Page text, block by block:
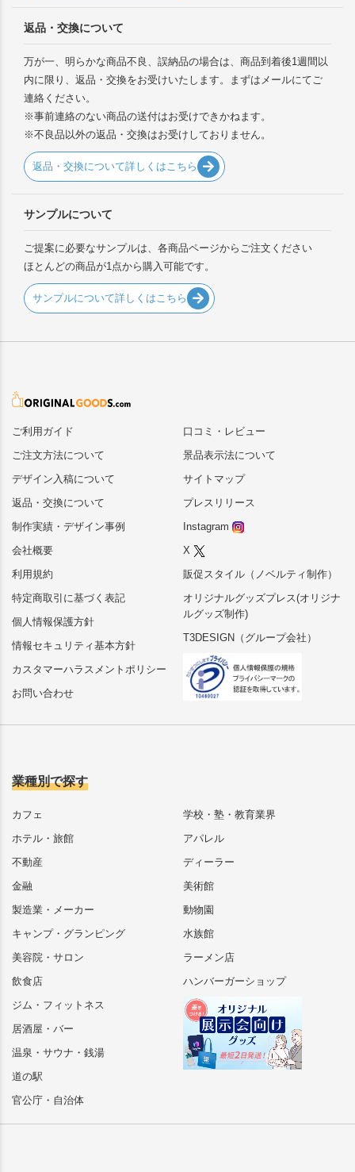
返品・交換について
万が一、明らかな商品不良、誤納品の場合は、商品到着後1週間以
内に限り、返品・交換をお受けいたします。まずはメールにてご
連絡ください。
※事前連絡のない商品の送付はお受けできかねます。
※不良品以外の返品・交換はお受けしておりません。
返品・交換について詳しくはこちら
サンプルについて
ご提案に必要なサンプルは、各商品ページからご注文ください
ほとんどの商品が1点から購入可能です。
サンプルについて詳しくはこちら
ご利用ガイド
ご注文方法について
デザイン入稿について
返品・交換について
制作実績・デザイン事例
会社概要
利用規約
特定商取引に基づく表記
個人情報保護方針
情報セキュリティ基本方針
カスタマーハラスメントポリシー
お問い合わせ
口コミ・レビュー
景品表示法について
サイトマップ
プレスリリース
Instagram
X
販促スタイル（ノベルティ制作）
オリジナルグッズプレス(オリジナ
ルグッズ制作)
T3DESIGN（グループ会社）
業種別で探す
カフェ
ホテル・旅館
不動産
金融
製造業・メーカー
キャンプ・グランピング
美容院・サロン
飲食店
ジム・フィットネス
居酒屋・バー
温泉・サウナ・銭湯
道の駅
官公庁・自治体
学校・塾・教育業界
アパレル
ディーラー
美術館
動物園
水族館
ラーメン店
ハンバーガーショップ